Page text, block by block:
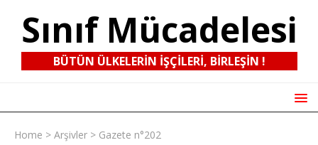
Sınıf Mücadelesi
BÜTÜN ÜLKELERIN IŞÇILERI, BIRLEŞIN !
Home > Arşivler > Gazete n°202